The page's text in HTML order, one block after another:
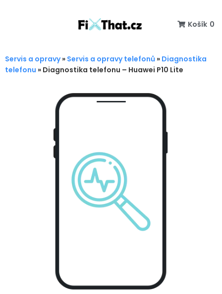
Košík 0
Servis a opravy» Servis a opravy telefonů » Diagnostika
telefonu » Diagnostika telefonu – Huawei P10 Lite